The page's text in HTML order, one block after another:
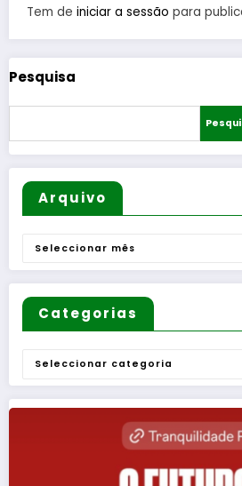
Tem de iniciar a sessão para
Pesquisa
Arquivo
Arquivo
Categorias
Categorias